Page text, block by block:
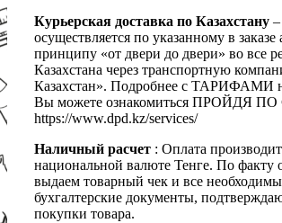
Курьерская доставка по Казахстану
осуществляется по указанному в заказе
принципу «от двери до двери» во все
Казахстана через транспортную
Казахстан». Подробнее с ТАРИФАМИ
Вы можете ознакомиться ПРОЙДЯ
https://www.dpd.kz/services/
Наличный расчет : Оплата
национальной валюте Тенге. По факту
выдаем товарный чек и все
бухгалтерские документы,
покупки товара.